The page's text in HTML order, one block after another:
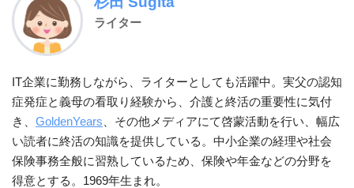
ライター
IT企業に勤務しながら、ライターとしても活躍中。実父の認知
症発症と義母の看取り経験から、介護と終活の重要性に気付
き、 GoldenYears 、その他メディアにて啓蒙活動を行い、幅広
い読者に終活の知識を提供している。中小企業の経理や社会
保険事務全般に習熟しているため、保険や年金などの分野を
得意とする。1969年生まれ。